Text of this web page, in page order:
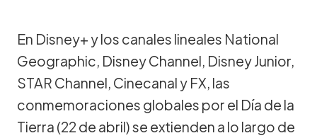
En Disney+ y los canales lineales National
Geographic, Disney Channel, Disney Junior,
STAR Channel, Cinecanal y FX, las
conmemoraciones globales por el Día de la
Tierra (22 de abril) se extienden a lo largo de